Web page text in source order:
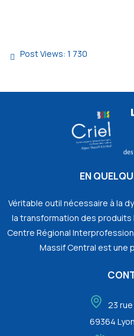
Post Views: 1 730
EN
Véritable outil nécessaire à la
la transformation des produits
Centre Régional
Massif Central est une
23
69364